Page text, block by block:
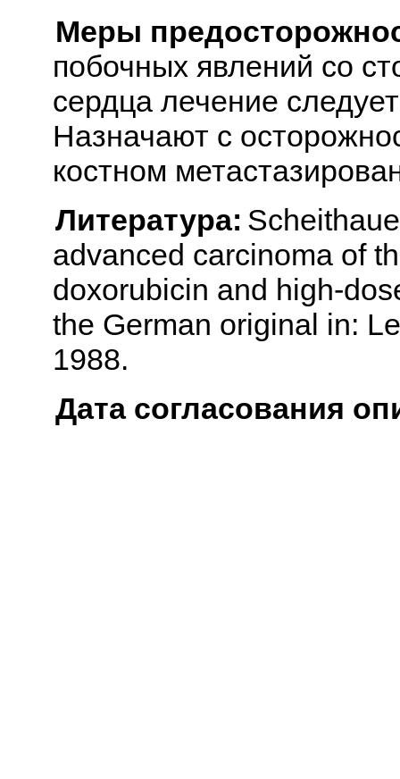
Меры
побочных явлений со
сердца лечение
Назначают с
костном
Литература:
advanced carcinoma of
doxorubicin and high-
the German original in:
1988.
Дата согласования